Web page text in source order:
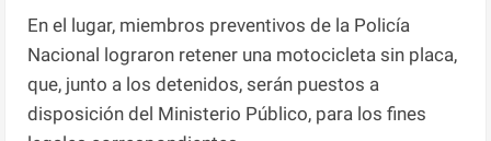
En el lugar, miembros preventivos de la Policía
Nacional lograron retener una motocicleta sin placa,
que, junto a los detenidos, serán puestos a
disposición del Ministerio Público, para los fines